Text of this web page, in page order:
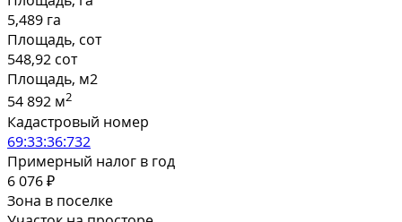
5,489 га
Площадь, сот
548,92 сот
Площадь, м2
54 892 м2
Кадастровый номер
69:33:36:732
Примерный налог в год
6 076 ₽
Зона в поселке